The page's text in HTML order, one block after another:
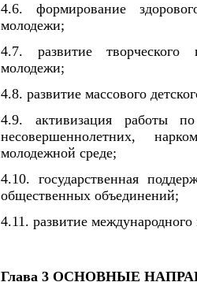
4.6. формирование
молодежи;
4.7. развитие творческого
молодежи;
4.8. развитие массового
4.9. активизация работы
несовершеннолетних,
молодежной среде;
4.10. государственная
общественных объединений;
4.11. развитие
Глава 3 ОСНОВНЫЕ